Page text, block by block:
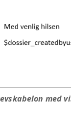
med